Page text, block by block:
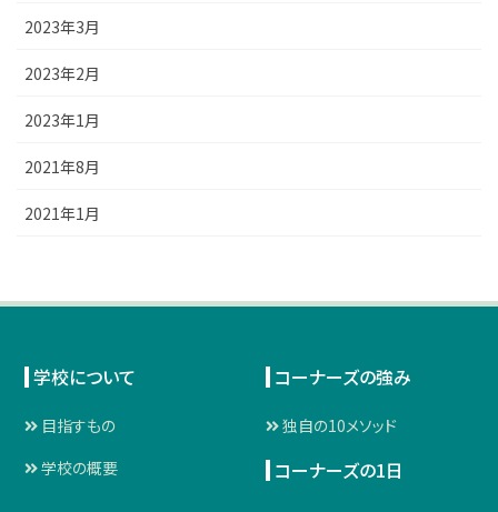
2023年3月
2023年2月
2023年1月
2021年8月
2021年1月
学校について
目指すもの
学校の概要
コーナーズの強み
独自の10メソッド
コーナーズの1日